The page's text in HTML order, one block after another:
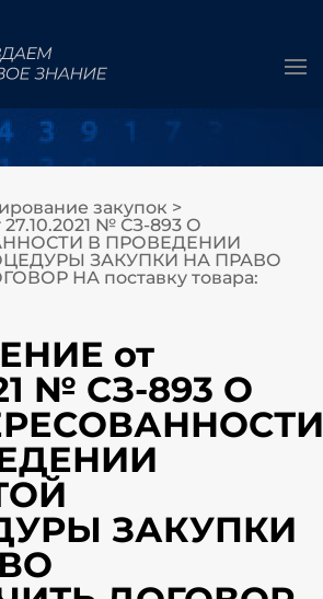
закупок >
№ СЗ-893 О
В ПРОВЕДЕНИИ
ЗАКУПКИ НА ПРАВО
НА поставку товара:
от
№ СЗ-893 О
ЗАКУПКИ